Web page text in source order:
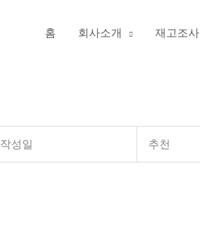
홈 회사소개 재고조사
작성일 추천